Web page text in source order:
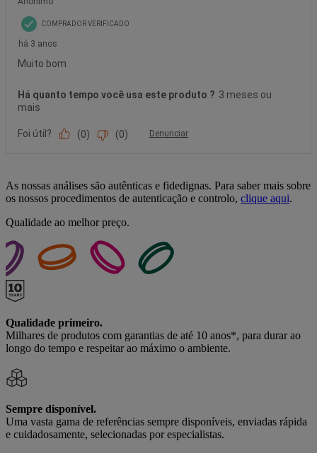
As nossas análises são autênticas e fidedignas. Para saber mais sobre
os nossos procedimentos de autenticação e controlo, clique aqui.
Qualidade ao melhor preço.
Qualidade primeiro.
Milhares de produtos com garantias de até 10 anos*, para durar ao
longo do tempo e respeitar ao máximo o ambiente.
Sempre disponível.
Uma vasta gama de referências sempre disponíveis, enviadas rápida
e cuidadosamente, selecionadas por especialistas.